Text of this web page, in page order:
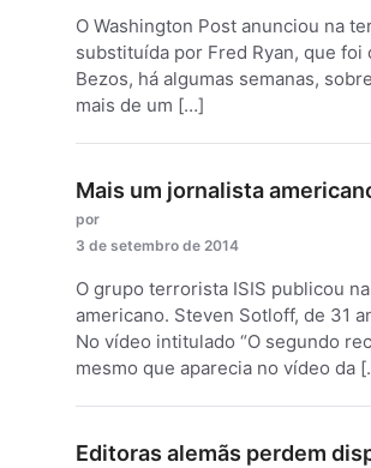
O Washington Post anunciou na
substituída por Fred Ryan, que
Bezos, há algumas semanas,
mais de um […]
Mais um jornalista
por
3 de setembro de 2014
O grupo terrorista ISIS publicou
americano. Steven Sotloff, de 31
No vídeo intitulado “O segundo
mesmo que aparecia no vídeo da
Editoras alemãs perdem